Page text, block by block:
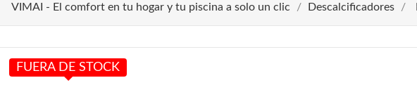
VIMAI - El comfort en tu hogar y tu piscina a solo un clic Descalcificadores
FUERA DE STOCK